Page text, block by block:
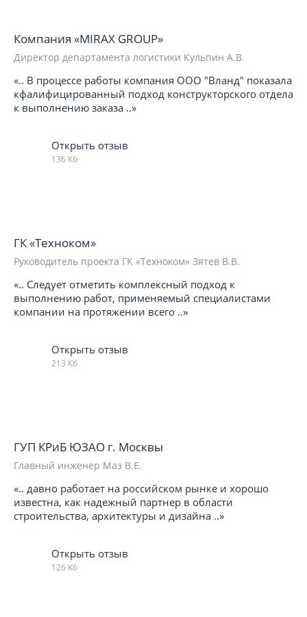
Компания «MIRAX GROUP»
Директор департамента логистики Кульпин А.В.
«.. В процессе работы компания ООО "Вланд" показала
кфалифицированный подход конструкторского отдела
к выполнению заказа ..»
Открыть отзыв
136 Кб
ГК «Техноком»
Руководитель проекта ГК «Техноком» Зятев В.В.
«.. Следует отметить комплексный подход к
выполнению работ, применяемый специалистами
компании на протяжении всего ..»
Открыть отзыв
213 Кб
ГУП КРиБ ЮЗАО г. Москвы
Главный инженер Маз В.Е.
«.. давно работает на российском рынке и хорошо
известна, как надежный партнер в области
строительства, архитектуры и дизайна ..»
Открыть отзыв
126 Кб